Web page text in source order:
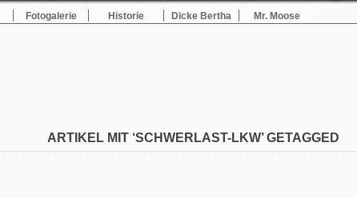
Fotogalerie Historie Dicke Bertha Mr. Moose
ARTIKEL MIT ‘SCHWERLAST-LKW’ GETAGGED